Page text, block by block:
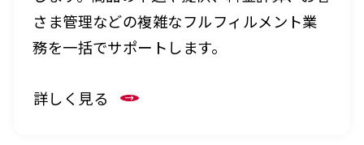
さま管理などの複雑なフルフィルメント業
務を一括でサポートします。
詳しく見る